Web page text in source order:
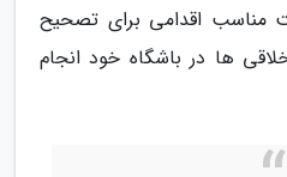
مناسب اقدامی برای تصحیح
ها در باشگاه خود انجام